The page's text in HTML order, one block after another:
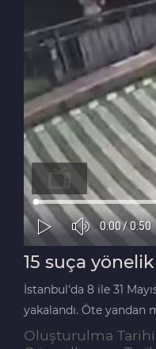
15 suça
İstanbul'da 8 ile 31
yakalandı. Öte yandan
Oluşturulma